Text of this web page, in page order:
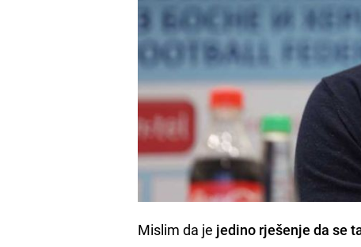
Mislim da je jedino rješenje da se